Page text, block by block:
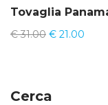
Tovaglia
€31.00 € 21.00
Cerca